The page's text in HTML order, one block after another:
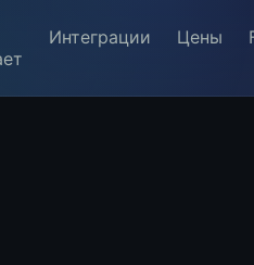
Интеграции Цены